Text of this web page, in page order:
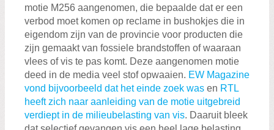
motie M256 aangenomen, die bepaalde dat er een
verbod moet komen op reclame in bushokjes die in
eigendom zijn van de provincie voor producten die
zijn gemaakt van fossiele brandstoffen of waaraan
vlees of vis te pas komt. Deze aangenomen motie
deed in de media veel stof opwaaien. EW Magazine
vond bijvoorbeeld dat het einde zoek was en RTL
heeft zich naar aanleiding van de motie uitgebreid
verdiept in de milieubelasting van vis. Daaruit bleek